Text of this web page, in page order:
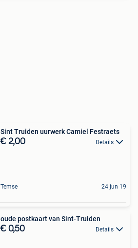
Sint Truiden uurwerk Camiel Festraets
€ 2,00 Details
Temse 24 jun 19
oude postkaart van Sint-Truiden
€ 0,50 Details